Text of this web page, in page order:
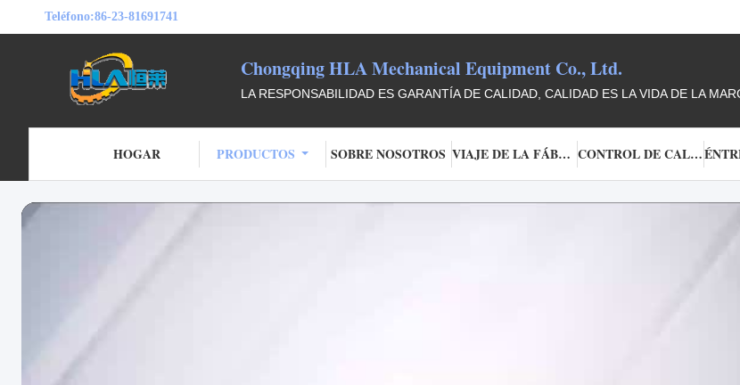
Teléfono:86-23-81691741
Chongqing HLA Mechanical Equipment Co., Ltd.
LA RESPONSABILIDAD ES GARANTÍA DE CALIDAD, CALIDAD ES LA VIDA DE LA
HOGAR PRODUCTOS SOBRE NOSOTROS VIAJE DE LA FÁBRICA CONTROL DE CALIDAD